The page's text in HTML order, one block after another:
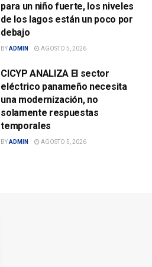
para un niño fuerte, los niveles
de los lagos están un poco por
debajo
BYADMIN AGOSTO 5, 2026
CICYP ANALIZA El sector
eléctrico panameño necesita
una modernización, no
solamente respuestas
temporales
BYADMIN AGOSTO 5, 2026